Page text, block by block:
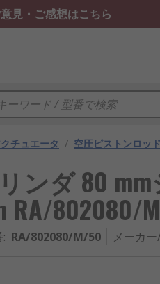
見・ご感想はこちら
チュエータ / 空圧ピストンロッ
ンダ 80
RA/802080/
: RA/802080/M/50 メーカ